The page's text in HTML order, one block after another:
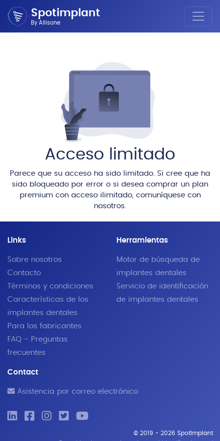
Spotimplant
By Allisone
Acceso limitado
Parece que su acceso ha sido limitado. Si cree que ha
sido bloqueado por error o si desea comprar un plan
premium con acceso ilimitado, comuníquese con
nosotros.
Links
Sobre nosotros
Contacto
Términos y condiciones
Características de los
implantes dentales
Para los fabricantes
FAQ - Preguntas
frecuentes
Herramientas
Motor de búsqueda de
implantes dentales
Servicio de identificación
de implantes dentales
Contact
Asistencia por correo electrónico
© 2019 - 2026 SpotImplant